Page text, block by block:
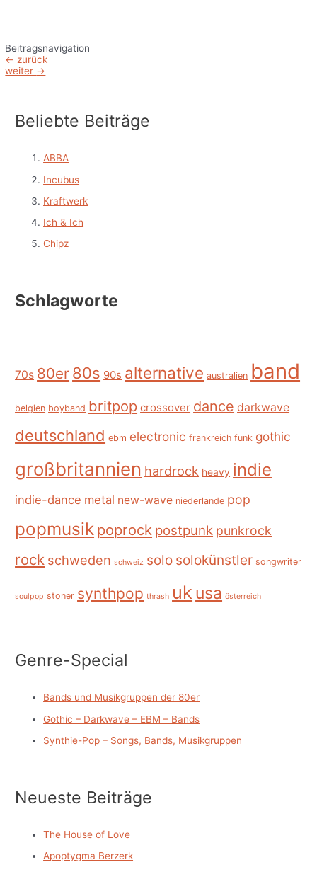
Beitragsnavigation
← zurück
weiter →
Beliebte Beiträge
ABBA
Incubus
Kraftwerk
Ich & Ich
Chipz
Schlagworte
70s 80er 80s 90s alternative australien band
belgien boyband britpop crossover dance darkwave
deutschland ebm electronic frankreich funk gothic
großbritannien hardrock heavy indie
indie-dance metal new-wave niederlande pop
popmusik poprock postpunk punkrock
rock schweden schweiz solo solokünstler songwriter
soulpop stoner synthpop thrash uk usa österreich
Genre-Special
Bands und Musikgruppen der 80er
Gothic – Darkwave – EBM – Bands
Synthie-Pop – Songs, Bands, Musikgruppen
Neueste Beiträge
The House of Love
Apoptygma Berzerk